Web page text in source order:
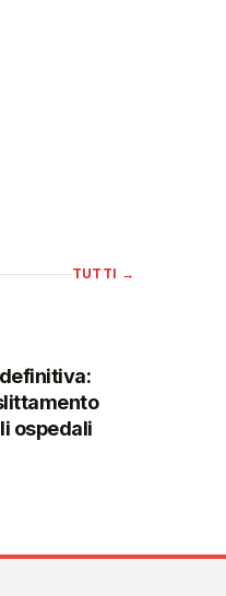
TUTTI →
ospedali